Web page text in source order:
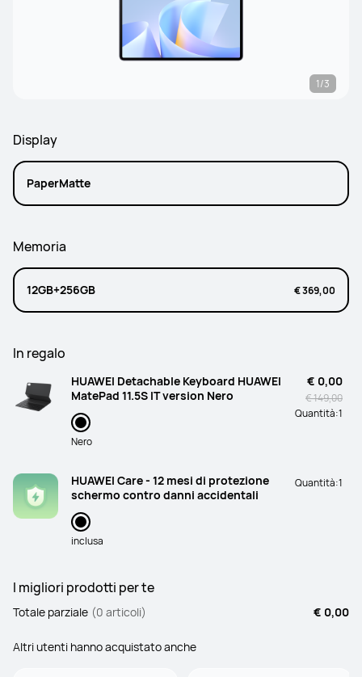
1/3
Display
PaperMatte
Memoria
12GB+256GB € 369,00
In regalo
HUAWEI Detachable Keyboard HUAWEI
MatePad 11.5S IT version Nero
Nero
€ 0,00
€ 149,00
Quantità:1
HUAWEI Care - 12 mesi di protezione
schermo contro danni accidentali
inclusa
Quantità:1
I migliori prodotti per te
Totale parziale (0 articoli) € 0,00
Altri utenti hanno acquistato anche